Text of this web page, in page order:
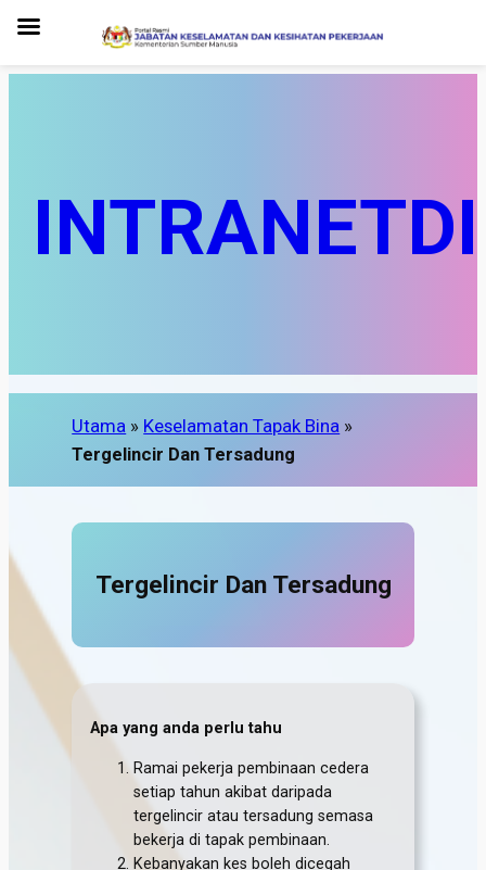
INTRANET
Utama » Keselamatan Tapak Bina »
Tergelincir Dan Tersadung
Tergelincir Dan Tersadung
Apa yang anda perlu tahu
Ramai pekerja pembinaan cedera
setiap tahun akibat daripada
tergelincir atau tersadung semasa
bekerja di tapak pembinaan.
Kebanyakan kes boleh dicegah